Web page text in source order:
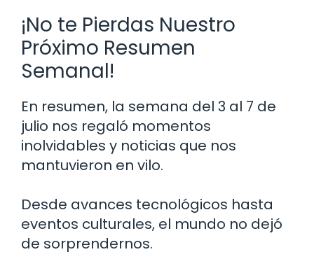
¡No te Pierdas Nuestro
Próximo Resumen
Semanal!
En resumen, la semana del 3 al 7 de
julio nos regaló momentos
inolvidables y noticias que nos
mantuvieron en vilo.
Desde avances tecnológicos hasta
eventos culturales, el mundo no dejó
de sorprendernos.